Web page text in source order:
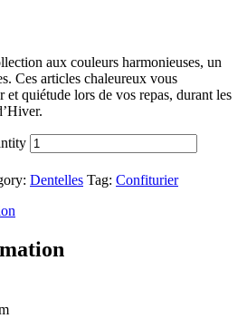
aux couleurs harmonieuses, un
Ces articles chaleureux vous
et quiétude lors de vos repas, durant les
Dentelles Tag: Confiturier